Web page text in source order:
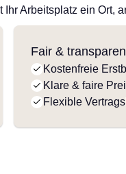
Ihr Arbeitsplatz ein Ort,
Fair &
Kostenfreie
Klare & faire
Flexible